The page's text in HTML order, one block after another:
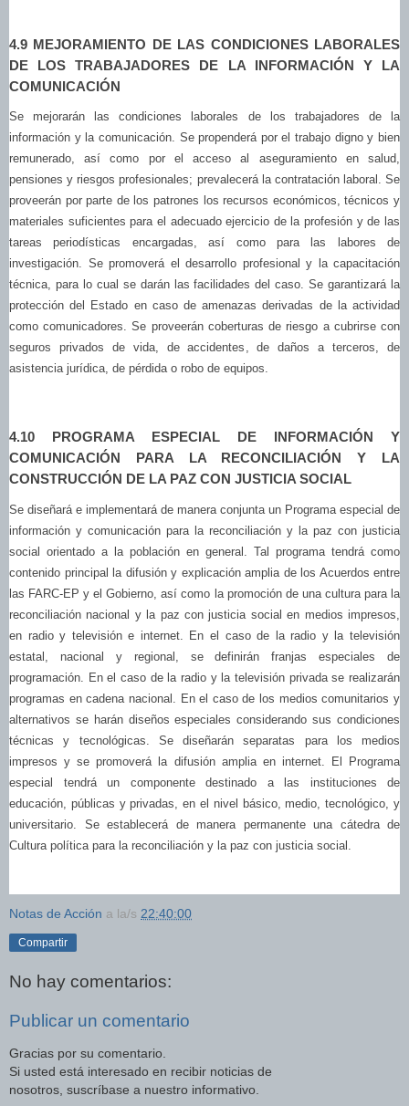
4.9 MEJORAMIENTO DE LAS CONDICIONES LABORALES
DE LOS TRABAJADORES DE LA INFORMACIÓN Y LA
COMUNICACIÓN
Se mejorarán las condiciones laborales de los trabajadores de la
información y la comunicación. Se propenderá por el trabajo digno y bien
remunerado, así como por el acceso al aseguramiento en salud,
pensiones y riesgos profesionales; prevalecerá la contratación laboral. Se
proveerán por parte de los patrones los recursos económicos, técnicos y
materiales suficientes para el adecuado ejercicio de la profesión y de las
tareas periodísticas encargadas, así como para las labores de
investigación. Se promoverá el desarrollo profesional y la capacitación
técnica, para lo cual se darán las facilidades del caso. Se garantizará la
protección del Estado en caso de amenazas derivadas de la actividad
como comunicadores. Se proveerán coberturas de riesgo a cubrirse con
seguros privados de vida, de accidentes, de daños a terceros, de
asistencia jurídica, de pérdida o robo de equipos.
4.10 PROGRAMA ESPECIAL DE INFORMACIÓN Y
COMUNICACIÓN PARA LA RECONCILIACIÓN Y LA
CONSTRUCCIÓN DE LA PAZ CON JUSTICIA SOCIAL
Se diseñará e implementará de manera conjunta un Programa especial de
información y comunicación para la reconciliación y la paz con justicia
social orientado a la población en general. Tal programa tendrá como
contenido principal la difusión y explicación amplia de los Acuerdos entre
las FARC-EP y el Gobierno, así como la promoción de una cultura para la
reconciliación nacional y la paz con justicia social en medios impresos,
en radio y televisión e internet. En el caso de la radio y la televisión
estatal, nacional y regional, se definirán franjas especiales de
programación. En el caso de la radio y la televisión privada se realizarán
programas en cadena nacional. En el caso de los medios comunitarios y
alternativos se harán diseños especiales considerando sus condiciones
técnicas y tecnológicas. Se diseñarán separatas para los medios
impresos y se promoverá la difusión amplia en internet. El Programa
especial tendrá un componente destinado a las instituciones de
educación, públicas y privadas, en el nivel básico, medio, tecnológico, y
universitario. Se establecerá de manera permanente una cátedra de
Cultura política para la reconciliación y la paz con justicia social.
Notas de Acción a la/s 22:40:00
Compartir
No hay comentarios:
Publicar un comentario
Gracias por su comentario.
Si usted está interesado en recibir noticias de
nosotros, suscríbase a nuestro informativo.